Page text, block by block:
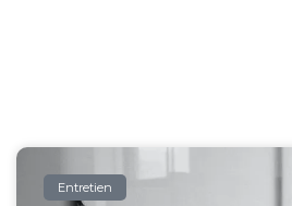
Entretien